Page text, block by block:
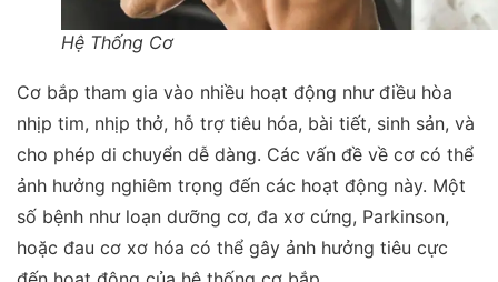
Hệ Thống Cơ
Cơ bắp tham gia vào nhiều hoạt động như điều hòa
nhịp tim, nhịp thở, hỗ trợ tiêu hóa, bài tiết, sinh sản, và
cho phép di chuyển dễ dàng. Các vấn đề về cơ có thể
ảnh hưởng nghiêm trọng đến các hoạt động này. Một
số bệnh như loạn dưỡng cơ, đa xơ cứng, Parkinson,
hoặc đau cơ xơ hóa có thể gây ảnh hưởng tiêu cực